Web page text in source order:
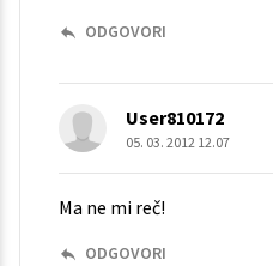
ODGOVORI
User810172
05. 03. 2012 12.07
Ma ne mi reč!
ODGOVORI